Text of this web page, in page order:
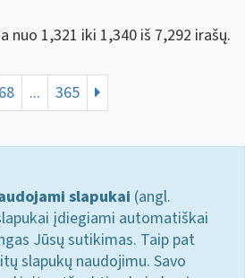
nuo 1,321 iki 1,340 iš 7,292 irašų.
68 ... 365
slapukai (angl.
įdiegiami automatiškai
Jūsų sutikimas. Taip pat
slapukų naudojimu. Savo